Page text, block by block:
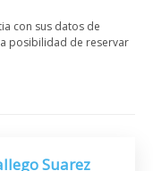
con sus datos de
posibilidad de reservar
Suarez